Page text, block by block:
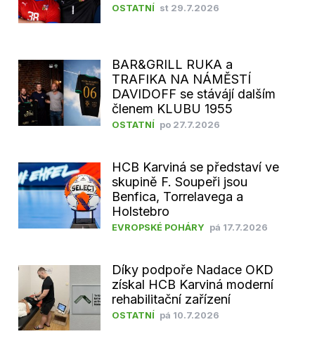
OSTATNÍ st 29.7.2026
BAR&GRILL RUKA a
TRAFIKA NA NÁMĚSTÍ
DAVIDOFF se stávájí dalším
členem KLUBU 1955
OSTATNÍ po 27.7.2026
HCB Karviná se představí ve
skupině F. Soupeři jsou
Benfica, Torrelavega a
Holstebro
EVROPSKÉ POHÁRY pá 17.7.2026
Díky podpoře Nadace OKD
získal HCB Karviná moderní
rehabilitační zařízení
OSTATNÍ pá 10.7.2026